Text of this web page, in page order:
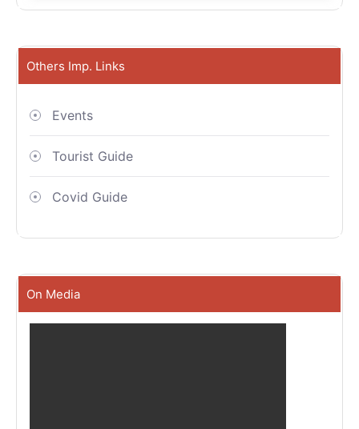
Others Imp. Links
Events
Tourist Guide
Covid Guide
On Media